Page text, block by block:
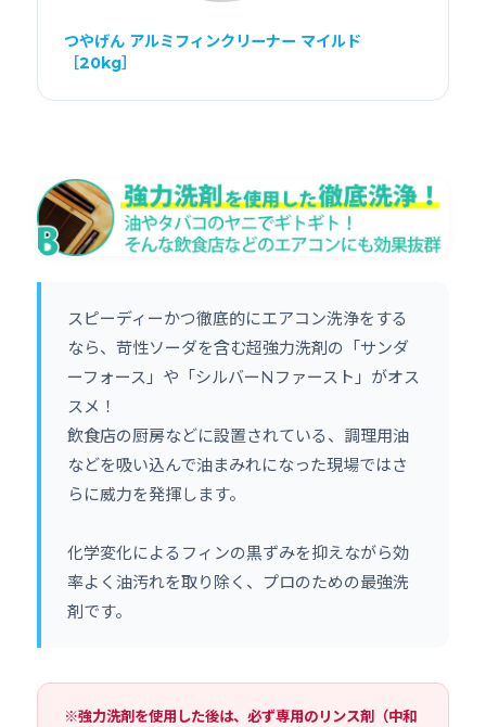
つやげん アルミフィンクリーナー マイルド
［20kg］
スピーディーかつ徹底的にエアコン洗浄をする
なら、苛性ソーダを含む超強力洗剤の「サンダ
ーフォース」や「シルバーNファースト」がオス
スメ！
飲食店の厨房などに設置されている、調理用油
などを吸い込んで油まみれになった現場ではさ
らに威力を発揮します。
化学変化によるフィンの黒ずみを抑えながら効
率よく油汚れを取り除く、プロのための最強洗
剤です。
※強力洗剤を使用した後は、必ず専用のリンス剤（中和